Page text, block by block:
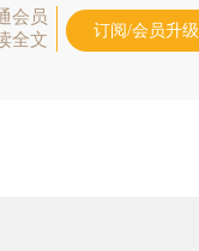
会员
全文
订阅/会员升级